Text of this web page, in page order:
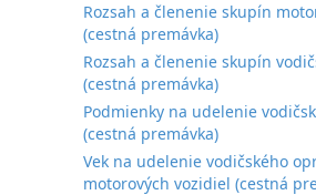
Rozsah a členenie skupín
(cestná premávka)
Rozsah a členenie skupín
(cestná premávka)
Podmienky na udelenie
(cestná premávka)
Vek na udelenie vodičského
motorových vozidiel (cestná